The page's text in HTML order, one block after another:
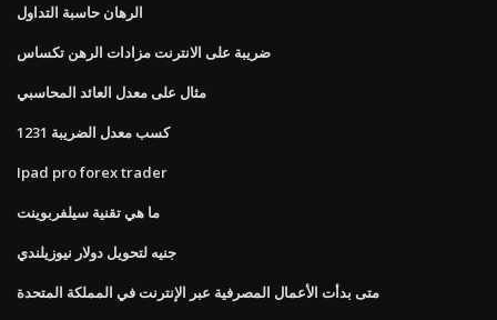
الرهان حاسبة التداول
ضريبة على الانترنت مزادات الرهن تكساس
مثال على معدل العائد المحاسبي
1231 كسب معدل الضريبة
Ipad pro forex trader
ما هي تقنية سيلفربوينت
جنيه لتحويل دولار نيوزيلندي
متى بدأت الأعمال المصرفية عبر الإنترنت في المملكة المتحدة